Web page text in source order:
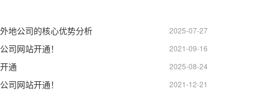
2025-07-27
地公司的核心优势分析
2021-09-16
司网站开通！
2025-08-24
通
2021-12-21
司网站开通！